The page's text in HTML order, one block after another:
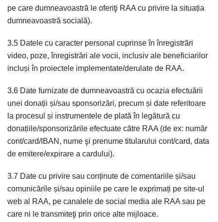
pe care dumneavoastră le oferiţi RAA cu privire la situația
dumneavoastră socială).
3.5 Datele cu caracter personal cuprinse în înregistrări
video, poze, înregistrări ale vocii, inclusiv ale beneficiarilor
incluși în proiectele implementate/derulate de RAA.
3.6 Date furnizate de dumneavoastră cu ocazia efectuării
unei donații și/sau sponsorizări, precum și date referitoare
la procesul și instrumentele de plată în legătură cu
donațiile/sponsorizările efectuate către RAA (de ex: număr
cont/card/IBAN, nume şi prenume titularului cont/card, data
de emitere/expirare a cardului).
3.7 Date cu privire sau conținute de comentariile și/sau
comunicările și/sau opiniile pe care le exprimați pe site-ul
web al RAA, pe canalele de social media ale RAA sau pe
care ni le transmiteţi prin orice alte mijloace.